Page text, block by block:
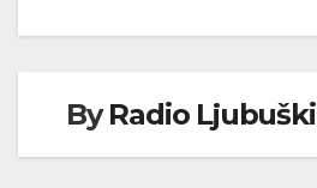
ByRadio Ljubuški